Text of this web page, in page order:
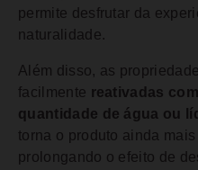
permite desfrutar da
naturalidade.
Além disso, as
facilmente reativadas
quantidade de água ou
torna o produto ainda
prolongando o efeito de